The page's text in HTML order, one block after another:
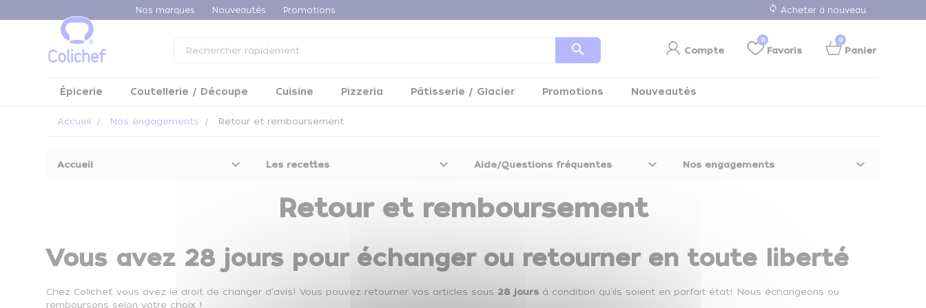
Panneau de gestion des cookiesNos marques Nouveautés Promotions loop Acheter à nouveau
search Compte
0
Favoris
0
Panier
Épicerie Coutellerie / Découpe Cuisine Pizzeria Pâtisserie / Glacier Promotions Nouveautés
Accueil Nos engagements Retour et remboursement
Accueil keyboard_arrow_down Les recettes keyboard_arrow_down Aide/Questions fréquentes keyboard_arrow_down Nos engagements keyboard_arrow_down
Retour et remboursement
Vous avez 28 jours pour échanger ou retourner en toute liberté
Chez Colichef, vous avez le droit de changer d'avis! Vous pouvez retourner vos articles sous 28 jours à condition qu'ils soient en parfait état! Nous échangeons ou
remboursons selon votre choix !